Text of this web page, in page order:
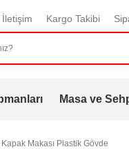
İletişim Kargo Takibi
Masa ve
Makası Plastik Gövde